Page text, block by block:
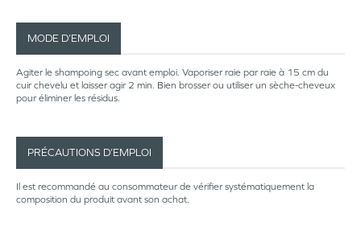
MODE D’EMPLOI
Agiter le shampoing sec avant emploi. Vaporiser raie par raie à 15 cm du
cuir chevelu et laisser agir 2 min. Bien brosser ou utiliser un sèche-cheveux
pour éliminer les résidus.
PRÉCAUTIONS D’EMPLOI
Il est recommandé au consommateur de vérifier systématiquement la
composition du produit avant son achat.